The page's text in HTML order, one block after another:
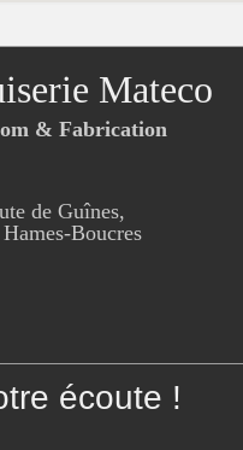
Mateco
& Fabrication
de Guînes,
Boucres
écoute !